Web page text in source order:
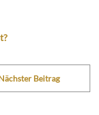
Beitrag